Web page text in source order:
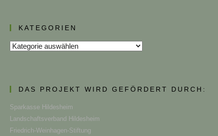
KATEGORIEN
Kategorien
DAS PROJEKT WIRD GEFÖRDERT DURCH:
Sparkasse Hildesheim
Landschaftsverband Hildesheim
Friedrich-Weinhagen-Stiftung